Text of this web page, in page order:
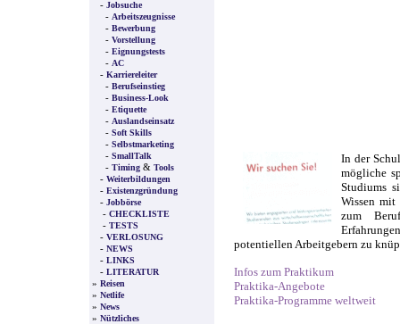
- Jobsuche
- Arbeitszeugnisse
- Bewerbung
- Vorstellung
- Eignungstests
- AC
- Karriereleiter
- Berufseinstieg
- Business-Look
- Etiquette
- Auslandseinsatz
- Soft Skills
- Selbstmarketing
- SmallTalk
- Timing & Tools
- Weiterbildungen
- Existenzgründung
- Jobbörse
- CHECKLISTE
- TESTS
- VERLOSUNG
- NEWS
- LINKS
- LITERATUR
» Reisen
» Netlife
» News
» Nützliches
In der
mögliche
Studiums
Wissen mit
zum
potentiellen Arbeitgebern zu
Infos zum Praktikum
Praktika-Angebote
Praktika-Programme weltweit